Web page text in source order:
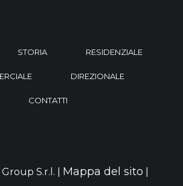
STORIA RESIDENZIALE
DIREZIONALE
CONTATTI
S.r.l. | Mappa del sito